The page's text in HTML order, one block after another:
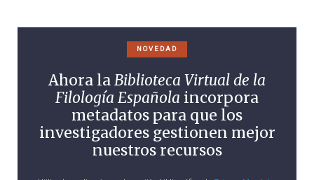
NOVEDAD
Ahora laBiblioteca Virtual de la
Filología Española incorpora
metadatos para que los
investigadores gestionen mejor
nuestros recursos